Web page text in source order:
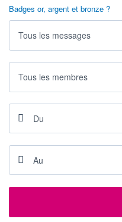
VALORISATION
0 MEUR
BAISSE
1,1780
RENDEMENT
-
DERNIER
DIVIDENDE
0,00 EUR
PROCHAIN
DIVIDENDE
-
Badges or, argent et bronze ?
Tous les messages
Tous les membres